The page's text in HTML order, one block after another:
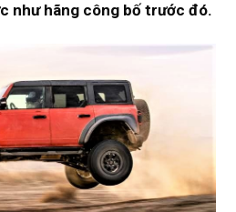
như hãng công bố trước đó.